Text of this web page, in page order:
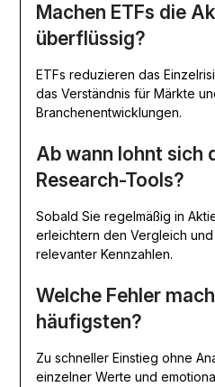
Machen ETFs die
überflüssig?
ETFs reduzieren das
das Verständnis für Märkte
Branchenentwicklungen.
Ab wann lohnt sich
Research-Tools?
Sobald Sie regelmäßig in
erleichtern den Vergleich
relevanter Kennzahlen.
Welche Fehler
häufigsten?
Zu schneller Einstieg ohne
einzelner Werte und